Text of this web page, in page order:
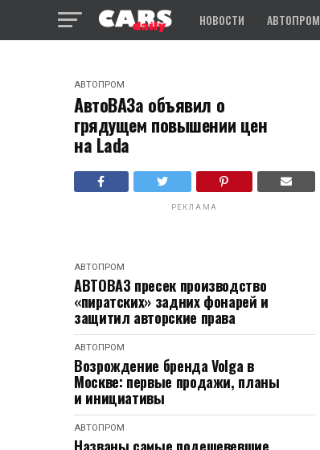
НОВОСТИ АВТОПРОМ
АВТОПРОМ
АвтоВАЗа объявил о
грядущем повышении цен
на Lada
РЕКЛАМА
АВТОПРОМ
АВТОВАЗ пресек производство
«пиратских» задних фонарей и
защитил авторские права
АВТОПРОМ
Возрождение бренда Volga в
Москве: первые продажи, планы
и инициативы
АВТОПРОМ